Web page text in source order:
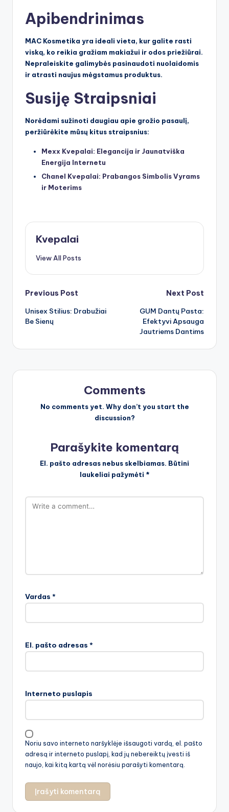
Apibendrinimas
MAC Kosmetika yra ideali vieta, kur galite rasti
viską, ko reikia gražiam makiažui ir odos priežiūrai.
Nepraleiskite galimybės pasinaudoti nuolaidomis
ir atrasti naujus mėgstamus produktus.
Susiję Straipsniai
Norėdami sužinoti daugiau apie grožio pasaulį,
peržiūrėkite mūsų kitus straipsnius:
Mexx Kvepalai: Elegancija ir Jaunatviška
Energija Internetu
Chanel Kvepalai: Prabangos Simbolis Vyrams
ir Moterims
Kvepalai
View All Posts
Post
navigation
Previous Post
Unisex Stilius: Drabužiai
Be Sienų
Next Post
GUM Dantų Pasta:
Efektyvi Apsauga
Jautriems Dantims
Comments
No comments yet. Why don’t you start the
discussion?
Parašykite komentarą
El. pašto adresas nebus skelbiamas. Būtini
laukeliai pažymėti *
Vardas *
El. pašto adresas *
Interneto puslapis
Noriu savo interneto naršyklėje išsaugoti vardą, el. pašto
adresą ir interneto puslapį, kad jų nebereiktų įvesti iš
naujo, kai kitą kartą vėl norėsiu parašyti komentarą.